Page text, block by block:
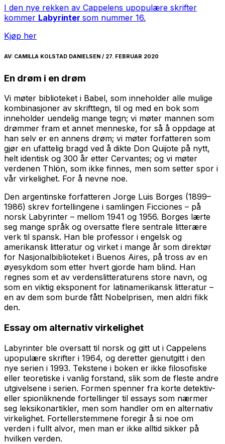
I den nye rekken av Cappelens upopulære skrifter
kommer Labyrinter som nummer 16.
Kjøp her
AV: CAMILLA KOLSTAD DANIELSEN / 27. FEBRUAR 2020
En drøm i en drøm
Vi møter biblioteket i Babel, som inneholder alle mulige
kombinasjoner av skrifttegn, til og med en bok som
inneholder uendelig mange tegn; vi møter mannen som
drømmer fram et annet menneske, for så å oppdage at
han selv er en annens drøm; vi møter forfatteren som
gjør en ufattelig bragd ved å dikte Don Quijote på nytt,
helt identisk og 300 år etter Cervantes; og vi møter
verdenen Thlön, som ikke finnes, men som setter spor i
vår virkelighet. For å nevne noe.
Den argentinske forfatteren Jorge Luis Borges (1899–
1986) skrev fortellingene i samlingen Ficciones – på
norsk Labyrinter – mellom 1941 og 1956. Borges lærte
seg mange språk og oversatte flere sentrale litterære
verk til spansk. Han ble professor i engelsk og
amerikansk litteratur og virket i mange år som direktør
for Nasjonalbiblioteket i Buenos Aires, på tross av en
øyesykdom som etter hvert gjorde ham blind. Han
regnes som et av verdenslitteraturens store navn, og
som en viktig eksponent for latinamerikansk litteratur –
en av dem som burde fått Nobelprisen, men aldri fikk
den.
Essay om alternativ virkelighet
Labyrinter ble oversatt til norsk og gitt ut i Cappelens
upopulære skrifter i 1964, og deretter gjenutgitt i den
nye serien i 1993. Tekstene i boken er ikke filosofiske
eller teoretiske i vanlig forstand, slik som de fleste andre
utgivelsene i serien. Formen spenner fra korte detektiv-
eller spionliknende fortellinger til essays som nærmer
seg leksikonartikler, men som handler om en alternativ
virkelighet. Fortellerstemmene foregir å si noe om
verden i fullt alvor, men man er ikke alltid sikker på
hvilken verden.